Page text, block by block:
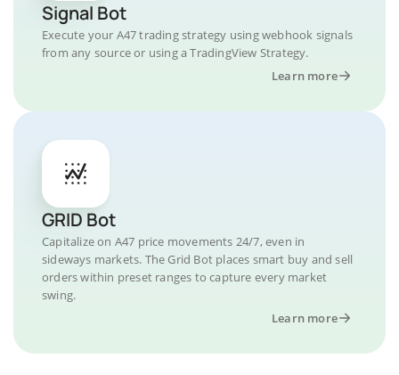
Signal Bot
Execute your A47 trading strategy using webhook signals
from any source or using a TradingView Strategy.
Learn more
GRID Bot
Capitalize on A47 price movements 24/7, even in
sideways markets. The Grid Bot places smart buy and sell
orders within preset ranges to capture every market
swing.
Learn more